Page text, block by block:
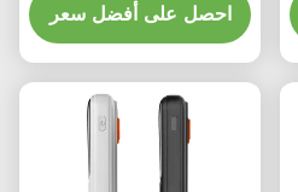
الشحن
احصل على أفضل سعر